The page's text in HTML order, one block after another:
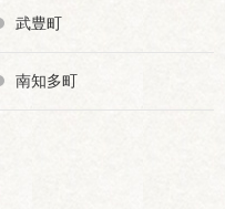
武豊町
南知多町